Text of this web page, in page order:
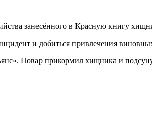
занесённого в Красную книгу
и добиться привлечения
Повар прикормил хищника и